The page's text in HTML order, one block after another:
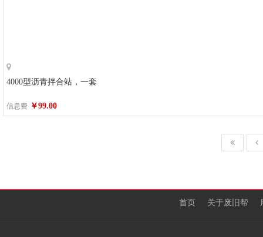
4000型沥青拌合站，一套
信息费 ￥99.00
首页 关于废旧帮